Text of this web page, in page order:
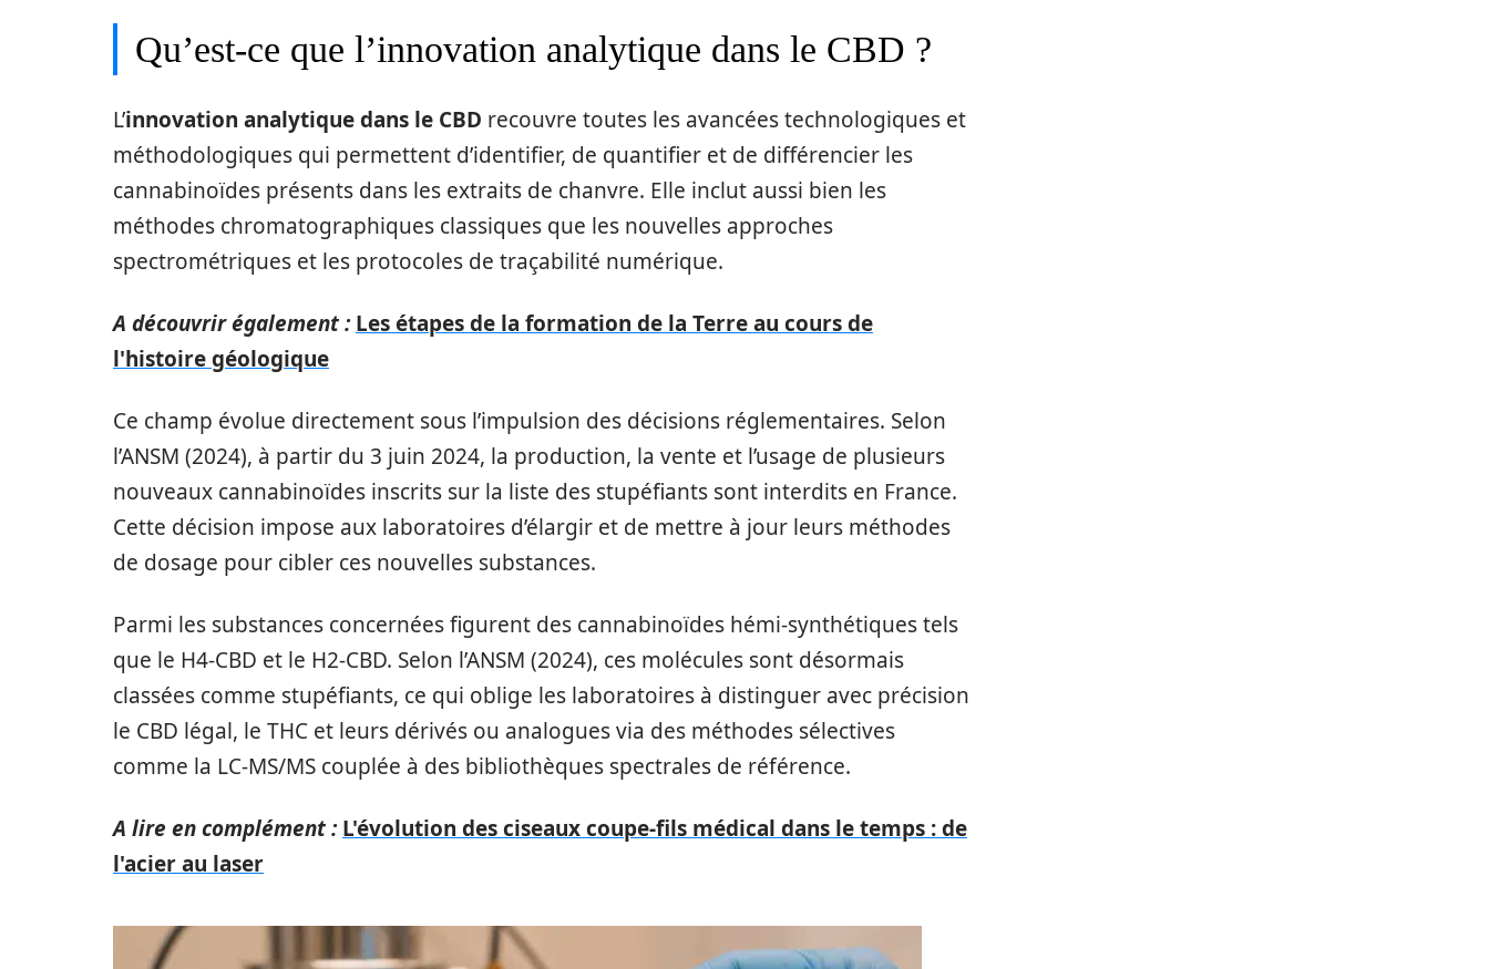
Qu’est-ce que l’innovation analytique dans le CBD ?
L’innovation analytique dans le CBD recouvre toutes les avancées technologiques et
méthodologiques qui permettent d’identifier, de quantifier et de différencier les
cannabinoïdes présents dans les extraits de chanvre. Elle inclut aussi bien les
méthodes chromatographiques classiques que les nouvelles approches
spectrométriques et les protocoles de traçabilité numérique.
A découvrir également : Les étapes de la formation de la Terre au cours de
l'histoire géologique
Ce champ évolue directement sous l’impulsion des décisions réglementaires. Selon
l’ANSM (2024), à partir du 3 juin 2024, la production, la vente et l’usage de plusieurs
nouveaux cannabinoïdes inscrits sur la liste des stupéfiants sont interdits en France.
Cette décision impose aux laboratoires d’élargir et de mettre à jour leurs méthodes
de dosage pour cibler ces nouvelles substances.
Parmi les substances concernées figurent des cannabinoïdes hémi-synthétiques tels
que le H4-CBD et le H2-CBD. Selon l’ANSM (2024), ces molécules sont désormais
classées comme stupéfiants, ce qui oblige les laboratoires à distinguer avec précision
le CBD légal, le THC et leurs dérivés ou analogues via des méthodes sélectives
comme la LC-MS/MS couplée à des bibliothèques spectrales de référence.
A lire en complément : L'évolution des ciseaux coupe-fils médical dans le temps : de
l'acier au laser